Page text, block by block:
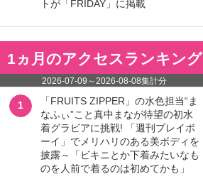
トが「FRIDAY」に掲載
1ヵ月のアクセスランキング
2026-07-09 ～2026-08-08集計分
1
「FRUITS ZIPPER」の水色担当“ま
なふぃ”こと真中まなが待望の初水
着グラビアに挑戦! 「週刊プレイボ
ーイ」でメリハリのある美ボディを
披露～「ビキニとか下着みたいなも
のを人前で着るのは初めてかも」